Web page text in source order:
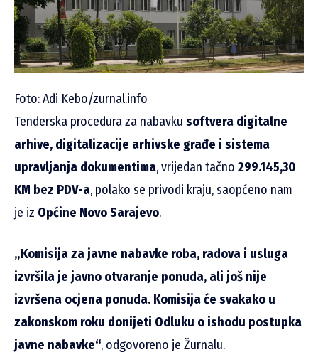
Foto: Adi Kebo/zurnal.info
Tenderska procedura za nabavku softvera digitalne
arhive, digitalizacije arhivske građe i sistema
upravljanja dokumentima, vrijedan tačno 299.145,30
KM bez PDV-a, polako se privodi kraju, saopćeno nam
je iz Općine Novo Sarajevo.
„Komisija za javne nabavke roba, radova i usluga
izvršila je javno otvaranje ponuda, ali još nije
izvršena ocjena ponuda. Komisija će svakako u
zakonskom roku donijeti Odluku o ishodu postupka
javne nabavke“, odgovoreno je Žurnalu.